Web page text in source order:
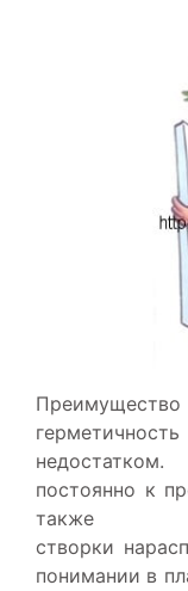
постоянно к
также
створки
понимании в